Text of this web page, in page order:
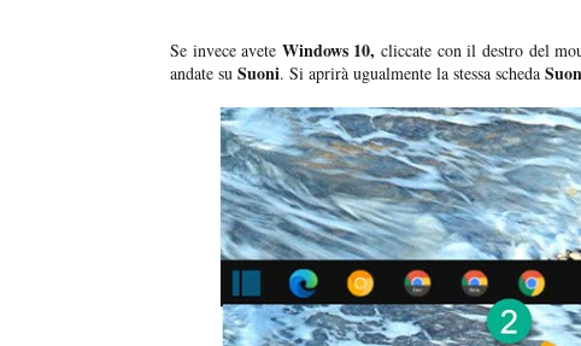
Se invece avete Windows 10, cliccate con il destro del
andate su Suoni. Si aprirà ugualmente la stessa scheda